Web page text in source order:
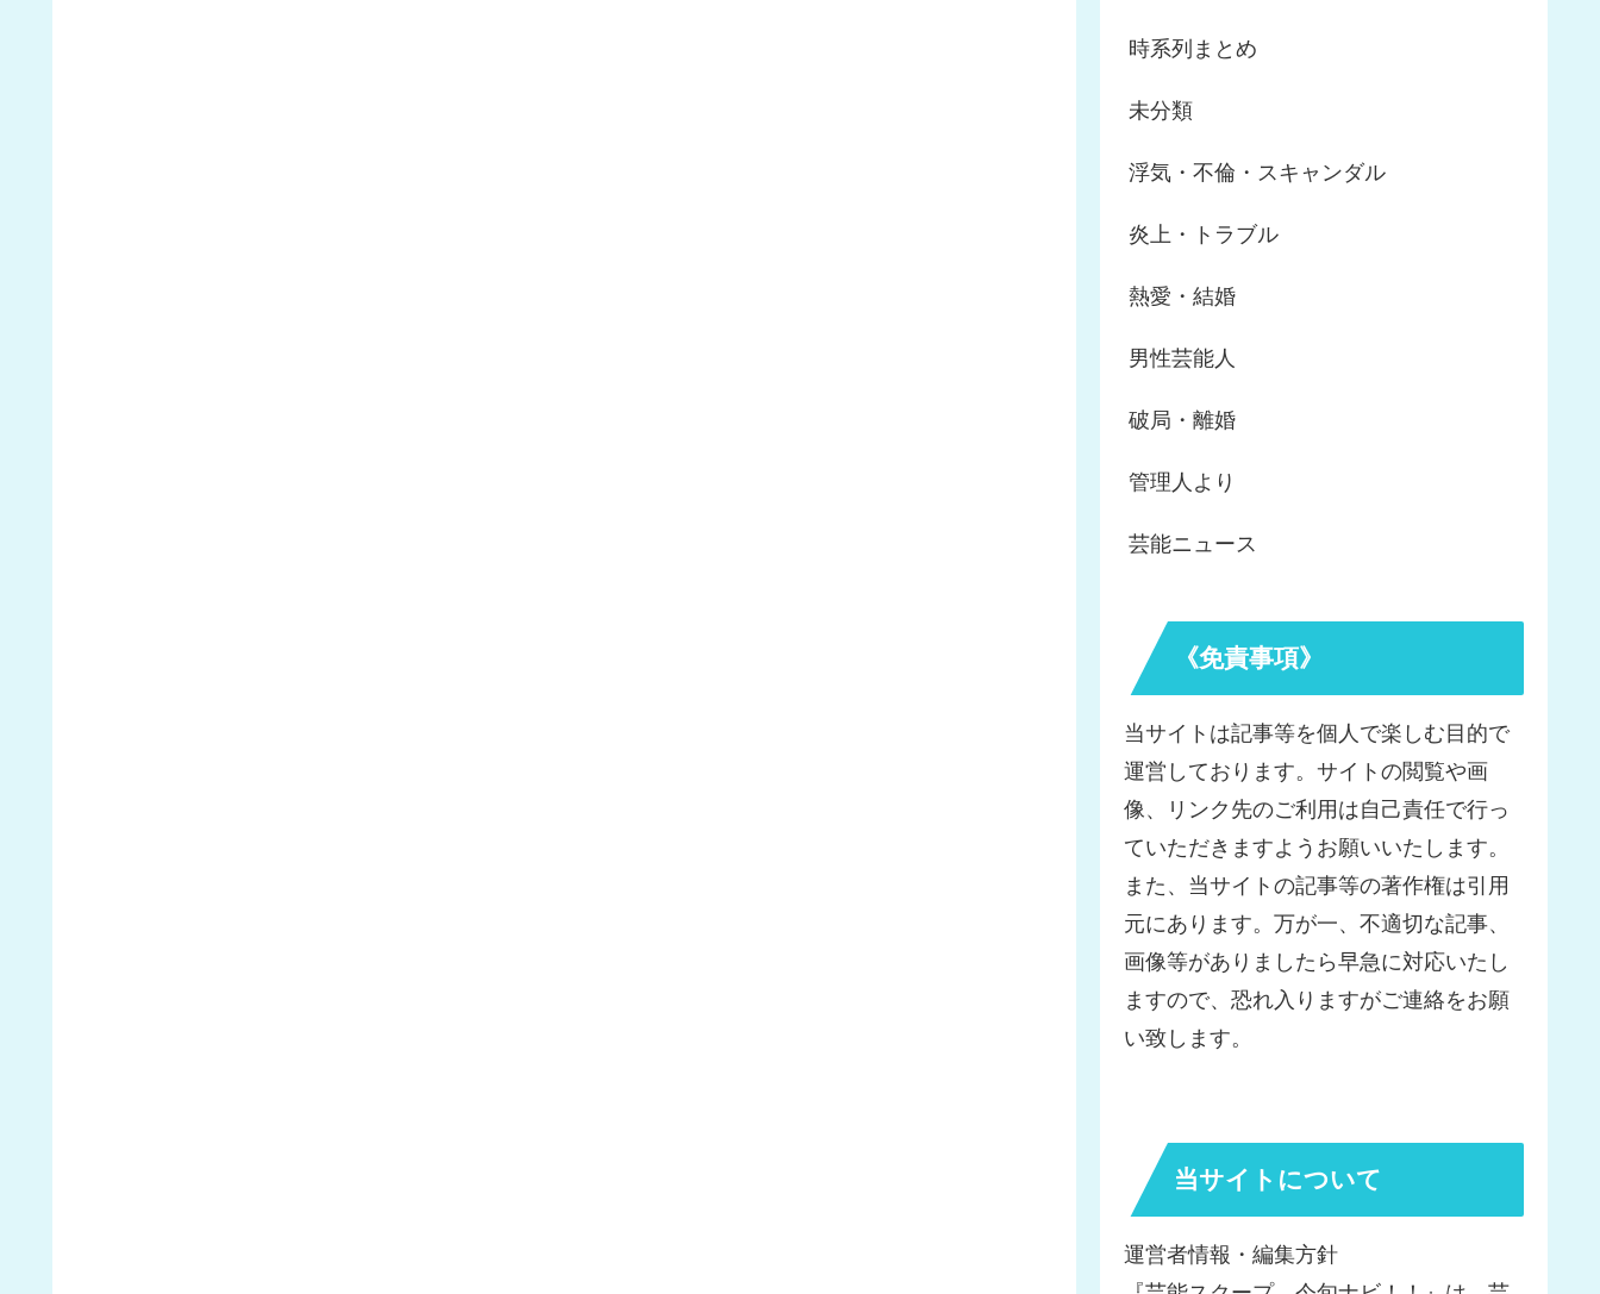
時系列まとめ
未分類
浮気・不倫・スキャンダル
炎上・トラブル
熱愛・結婚
男性芸能人
破局・離婚
管理人より
芸能ニュース
《免責事項》
当サイトは記事等を個人で楽しむ目的で
運営しております。サイトの閲覧や画
像、リンク先のご利用は自己責任で行っ
ていただきますようお願いいたします。
また、当サイトの記事等の著作権は引用
元にあります。万が一、不適切な記事、
画像等がありましたら早急に対応いたし
ますので、恐れ入りますがご連絡をお願
い致します。
当サイトについて
運営者情報・編集方針